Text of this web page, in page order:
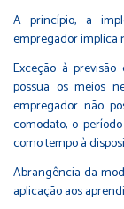
A princípio, a
empregador implica
Exceção à
possua os meios
empregador não
comodato, o
como tempo à
Abrangência da
aplicação aos